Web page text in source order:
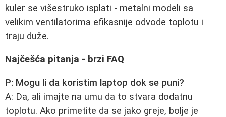
kuler se višestruko isplati - metalni modeli sa
velikim ventilatorima efikasnije odvode toplotu i
traju duže.
Najčešća pitanja - brzi FAQ
P: Mogu li da koristim laptop dok se puni?
A: Da, ali imajte na umu da to stvara dodatnu
toplotu. Ako primetite da se jako greje, bolje je